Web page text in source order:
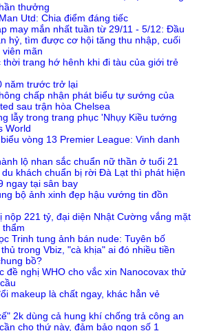
thưởng
Utd: Chia điểm đáng tiếc
may mắn nhất tuần từ 29/11 - 5/12: Đầu
hỷ, tìm được cơ hội tăng thu nhập, cuối
mãn
trang hớ hênh khi đi tàu của giới trẻ
năm trước trở lại
chấp nhận phát biểu tự sướng của
sau trận hòa Chelsea
lẫy trong trang phục 'Nhụy Kiều tướng
World
vòng 13 Premier League: Vinh danh
lộ nhan sắc chuẩn nữ thần ở tuổi 21
khách chuẩn bị rời Đà Lạt thì phát hiện
ngay tại sân bay
bộ ảnh xinh đẹp hậu vướng tin đồn
nộp 221 tỷ, đại diện Nhật Cường vắng mặt
thẩm
Trinh tung ảnh bán nude: Tuyên bố
trong Vbiz, "cà khịa" ai đó nhiều tiền
bồ?
đề nghị WHO cho vắc xin Nanocovax thử
makeup là chất ngay, khác hẳn vẻ
2k dùng cả hung khí chống trả công an
cho thứ này, đảm bảo ngon số 1